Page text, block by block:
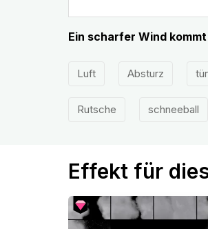
Ein scharfer Wind
Luft Absturz tür
Rutsche schneeball
Effekt für